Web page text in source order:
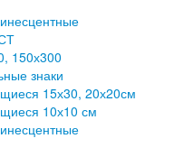
150х300
знаки
15х30, 20х20см
10х10 см